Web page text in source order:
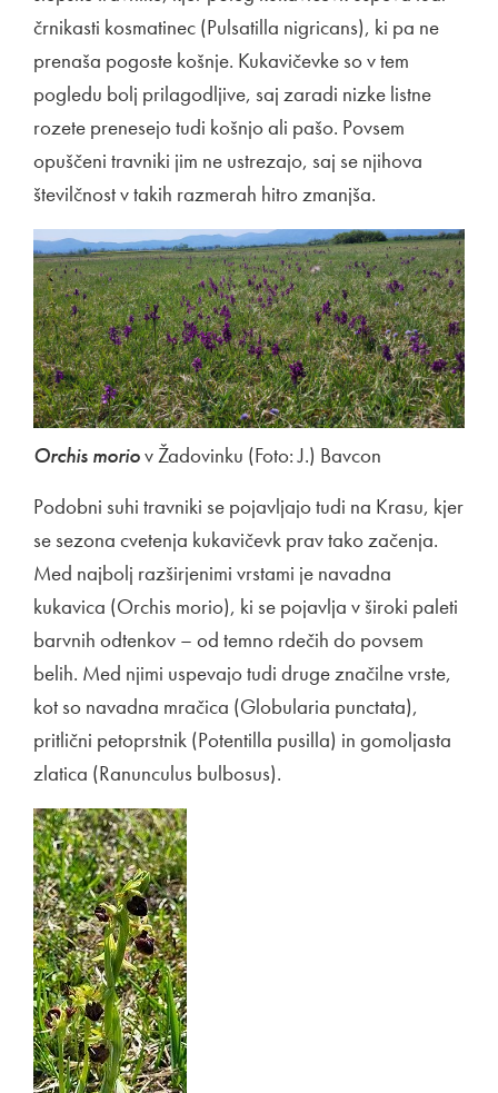
črnikasti kosmatinec (Pulsatilla nigricans), ki pa ne
prenaša pogoste košnje. Kukavičevke so v tem
pogledu bolj prilagodljive, saj zaradi nizke listne
rozete prenesejo tudi košnjo ali pašo. Povsem
opuščeni travniki jim ne ustrezajo, saj se njihova
številčnost v takih razmerah hitro zmanjša.
Orchis moriov Žadovinku (Foto: J.) Bavcon
Podobni suhi travniki se pojavljajo tudi na Krasu, kjer
se sezona cvetenja kukavičevk prav tako začenja.
Med najbolj razširjenimi vrstami je navadna
kukavica (Orchis morio), ki se pojavlja v široki paleti
barvnih odtenkov – od temno rdečih do povsem
belih. Med njimi uspevajo tudi druge značilne vrste,
kot so navadna mračica (Globularia punctata),
pritlični petoprstnik (Potentilla pusilla) in gomoljasta
zlatica (Ranunculus bulbosus).